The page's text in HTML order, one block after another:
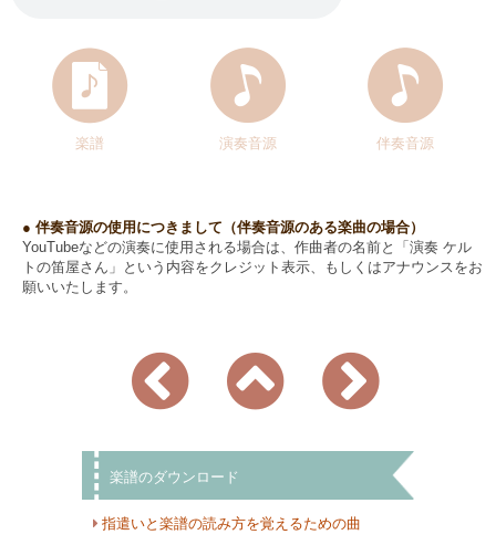
楽譜 演奏音源 伴奏音源
● 伴奏音源の使用につきまして（伴奏音源のある楽曲の場合）
YouTubeなどの演奏に使用される場合は、作曲者の名前と「演奏 ケル
トの笛屋さん」という内容をクレジット表示、もしくはアナウンスをお
願いいたします。
楽譜のダウンロード
指遣いと楽譜の読み方を覚えるための曲